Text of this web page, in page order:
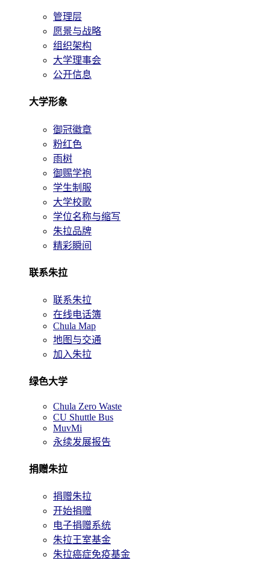
管理层
愿景与战略
组织架构
大学理事会
公开信息
大学形象
御冠徽章
粉红色
雨树
御赐学袍
学生制服
大学校歌
学位名称与缩写
朱拉品牌
精彩瞬间
联系朱拉
联系朱拉
在线电话簿
Chula Map
地图与交通
加入朱拉
绿色大学
Chula Zero Waste
CU Shuttle Bus
MuvMi
永续发展报告
捐赠朱拉
捐赠朱拉
开始捐赠
电子捐赠系统
朱拉王室基金
朱拉癌症免疫基金